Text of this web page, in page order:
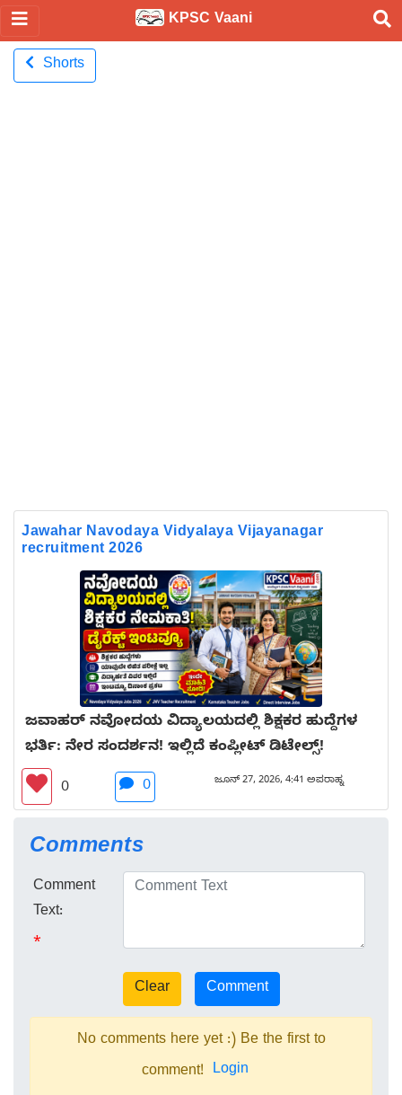
KPSC Vaani
Shorts
Jawahar Navodaya Vidyalaya Vijayanagar
recruitment 2026
ಜವಾಹರ್ ನವೋದಯ ವಿದ್ಯಾಲಯದಲ್ಲಿ ಶಿಕ್ಷಕರ ಹುದ್ದೆಗಳ
ಭರ್ತಿ: ನೇರ ಸಂದರ್ಶನ! ಇಲ್ಲಿದೆ ಕಂಪ್ಲೀಟ್ ಡಿಟೇಲ್ಸ್!
0 0 ಜೂನ್ 27, 2026, 4:41 ಅಪರಾಹ್ನ
Comments
Comment
Text:
*
No comments here yet :) Be the first to
comment! Login